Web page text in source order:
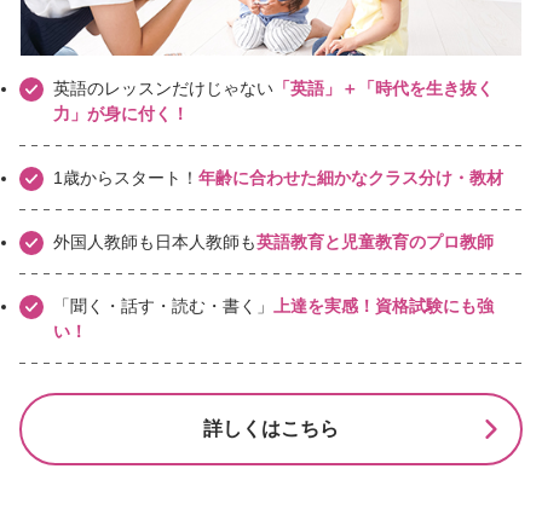
英語のレッスンだけじゃない 「英語」＋「時代を生き抜く
力」が身に付く！
1歳からスタート！ 年齢に合わせた細かなクラス分け・教材
外国人教師も日本人教師も英語教育と児童教育のプロ教師
「聞く・話す・読む・書く」
上達を実感！資格試験にも強
い！
詳しくはこちら